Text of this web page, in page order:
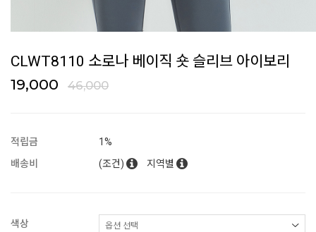
CLWT8110 소로나 베이직 숏 슬리브 아이보리
19,000 46,000
적립금
1%
배송비
(조건) 지역별
색상